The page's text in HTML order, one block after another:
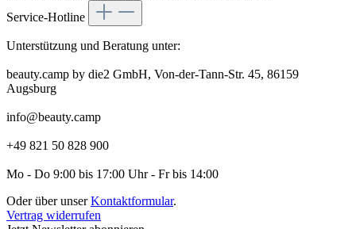
Service-Hotline
Unterstützung und Beratung unter:
beauty.camp by die2 GmbH, Von-der-Tann-Str. 45, 86159
Augsburg
info@beauty.camp
+49 821 50 828 900
Mo - Do 9:00 bis 17:00 Uhr - Fr bis 14:00
Oder über unserKontaktformular.
Vertrag widerrufen